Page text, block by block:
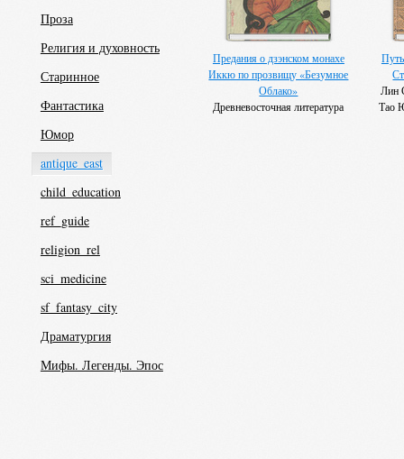
Проза
Религия и духовность
Старинное
Фантастика
Юмор
antique_east
child_education
ref_guide
religion_rel
sci_medicine
sf_fantasy_city
Драматургия
Мифы. Легенды. Эпос
Предания о дзэнском монахе
Иккю по прозвищу «Безумное
Облако»
Древневосточная литература
Лин
Тао